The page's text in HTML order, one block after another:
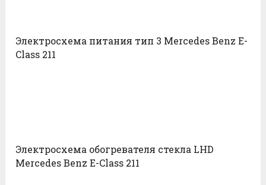
Электросхема питания тип 3 Mercedes Benz E-
Class 211
Электросхема обогревателя стекла LHD
Mercedes Benz E-Class 211